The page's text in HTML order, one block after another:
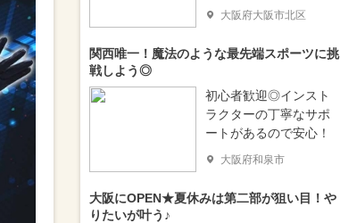
大阪府大阪市北区
関西唯一！魔法のような最先端スポーツに挑
戦しよう◎
初心者歓迎◎インスト
ラクターの丁寧なサポ
ートがあるので安心！
大阪府和泉市
大阪にOPEN★夏休みは第二部が狙い目！や
りたいが叶う♪